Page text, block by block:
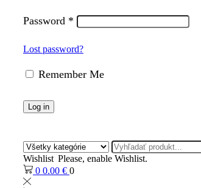
Password *
Lost password?
Remember Me
Log in
Search
input
Wishlist Please, enable Wishlist.
0 0.00 € 0